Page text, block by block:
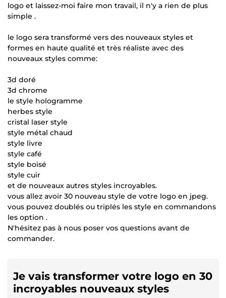
logo et laissez-moi faire mon travail, il n'y a rien de plus
simple .
le logo sera transformé vers des nouveaux styles et
formes en haute qualité et très réaliste avec des
nouveaux styles comme:
3d doré
3d chrome
le style hologramme
herbes style
cristal laser style
style métal chaud
style livre
style café
style boisé
style cuir
et de nouveaux autres styles incroyables.
vous allez avoir 30 nouveau style de votre logo en jpeg.
vous pouvez doublés ou triplés les style en commandons
les option .
N'hésitez pas à nous poser vos questions avant de
commander.
Je vais transformer votre logo en 30
incroyables nouveaux styles